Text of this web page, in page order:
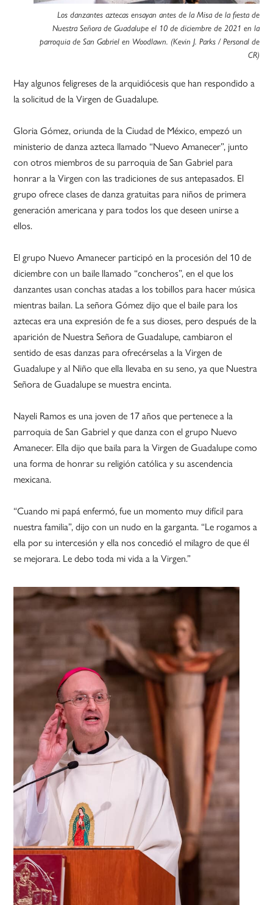
Los danzantes aztecas ensayan antes de la Misa de la fiesta de
Nuestra Señora de Guadalupe el 10 de diciembre de 2021 en la
parroquia de San Gabriel en Woodlawn. (Kevin J. Parks / Personal de
CR)
Hay algunos feligreses de la arquidiócesis que han respondido a
la solicitud de la Virgen de Guadalupe.
Gloria Gómez, oriunda de la Ciudad de México, empezó un
ministerio de danza azteca llamado “Nuevo Amanecer”, junto
con otros miembros de su parroquia de San Gabriel para
honrar a la Virgen con las tradiciones de sus antepasados. El
grupo ofrece clases de danza gratuitas para niños de primera
generación americana y para todos los que deseen unirse a
ellos.
El grupo Nuevo Amanecer participó en la procesión del 10 de
diciembre con un baile llamado “concheros”, en el que los
danzantes usan conchas atadas a los tobillos para hacer música
mientras bailan. La señora Gómez dijo que el baile para los
aztecas era una expresión de fe a sus dioses, pero después de la
aparición de Nuestra Señora de Guadalupe, cambiaron el
sentido de esas danzas para ofrecérselas a la Virgen de
Guadalupe y al Niño que ella llevaba en su seno, ya que Nuestra
Señora de Guadalupe se muestra encinta.
Nayeli Ramos es una joven de 17 años que pertenece a la
parroquia de San Gabriel y que danza con el grupo Nuevo
Amanecer. Ella dijo que baila para la Virgen de Guadalupe como
una forma de honrar su religión católica y su ascendencia
mexicana.
“Cuando mi papá enfermó, fue un momento muy difícil para
nuestra familia”, dijo con un nudo en la garganta. “Le rogamos a
ella por su intercesión y ella nos concedió el milagro de que él
se mejorara. Le debo toda mi vida a la Virgen.”